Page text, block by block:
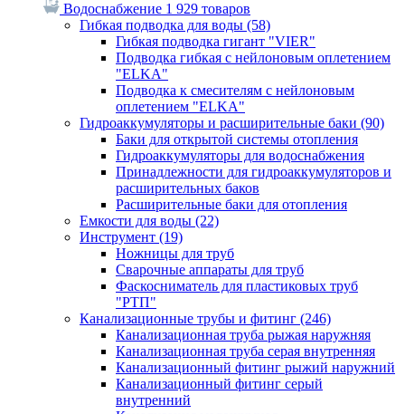
Водоснабжение 1 929 товаров
Гибкая подводка для воды (58)
Гибкая подводка гигант "VIER"
Подводка гибкая с нейлоновым оплетением
"ELKA"
Подводка к смесителям с нейлоновым
оплетением "ELKA"
Гидроаккумуляторы и расширительные баки (90)
Баки для открытой системы отопления
Гидроаккумуляторы для водоснабжения
Принадлежности для гидроаккумуляторов и
расширительных баков
Расширительные баки для отопления
Емкости для воды (22)
Инструмент (19)
Ножницы для труб
Сварочные аппараты для труб
Фаскосниматель для пластиковых труб
"РТП"
Канализационные трубы и фитинг (246)
Канализационная труба рыжая наружняя
Канализационная труба серая внутренняя
Канализационный фитинг рыжий наружний
Канализационный фитинг серый
внутренний